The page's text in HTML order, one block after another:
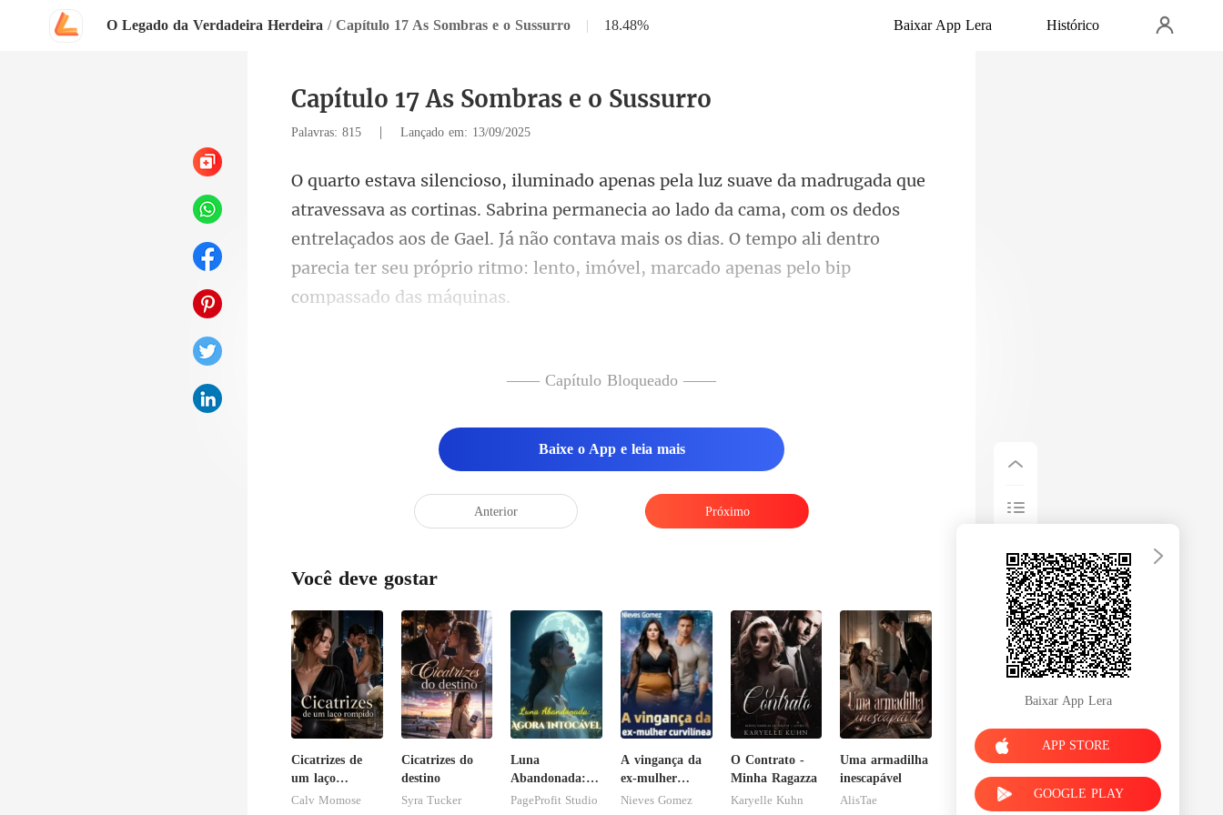
O Legado da Verdadeira Herdeira / Capítulo 17 As Sombras e o Sussurro | 18.48% Baixar App Lera Histórico
Capítulo 17 As Sombras e o Sussurro
Palavras: 815 | Lançado em: 13/09/2025
ina permanecia ao lado da cama, com os dedos
entrelaçados aos de Gael. Já não contava mais os dias. O temp
—— Capítulo Bloqueado ——
Baixe o App e leia mais
Anterior Próximo
Você deve gostar
Cicatrizes de
um laço
rompido
Calv Momose
Cicatrizes do
destino
Syra Tucker
Luna
Abandonada:
Agora Intocável
PageProfit Studio
A vingança da
ex-mulher
curvilínea
Nieves Gomez
O Contrato -
Minha Ragazza
Karyelle Kuhn
Uma armadilha
inescapável
AlisTae
Baixar App Lera
APP STORE
GOOGLE PLAY